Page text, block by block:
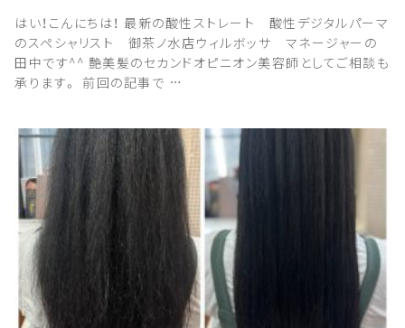
はい！こんにちは！ 最新の酸性ストレート 酸性デジタルパーマ
のスペシャリスト 御茶ノ水店ウィルボッサ マネージャーの
田中です^^ 艶美髪のセカンドオピニオン美容師としてご相談も
承ります。 前回の記事で …